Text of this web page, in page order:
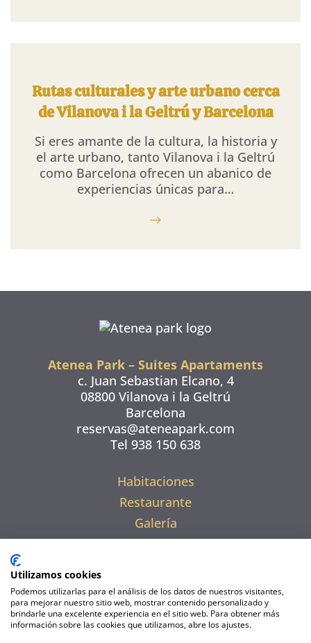
Rutas culturales y arte urbano cerca
de Vilanova i la Geltrú y Barcelona
Si eres amante de la cultura, la historia y
el arte urbano, tanto Vilanova i la Geltrú
como Barcelona ofrecen un abanico de
experiencias únicas para…
Atenea Park – Suites Apartaments
c. Juan Sebastian Elcano, 4
08800 Vilanova i la Geltrú
Barcelona
reservas@ateneapark.com
Tel 938 150 638
Habitaciones
Restaurante
Galería
Entorno
Utilizamos cookies
Podemos utilizarlas para el análisis de los datos de nuestros visitantes,
para mejorar nuestro sitio web, mostrar contenido personalizado y
brindarle una excelente experiencia en el sitio web. Para obtener más
información sobre las cookies que utilizamos, abre los ajustes.